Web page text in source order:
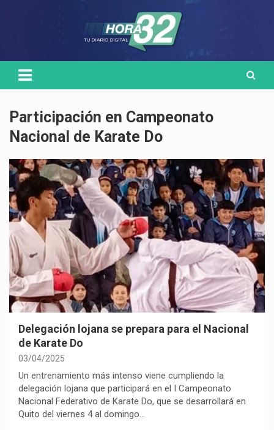
Participación en Campeonato
Nacional de Karate Do
Delegación lojana se prepara para el Nacional
de Karate Do
03/04/2025
Un entrenamiento más intenso viene cumpliendo la
delegación lojana que participará en el I Campeonato
Nacional Federativo de Karate Do, que se desarrollará en
Quito del viernes 4 al domingo…